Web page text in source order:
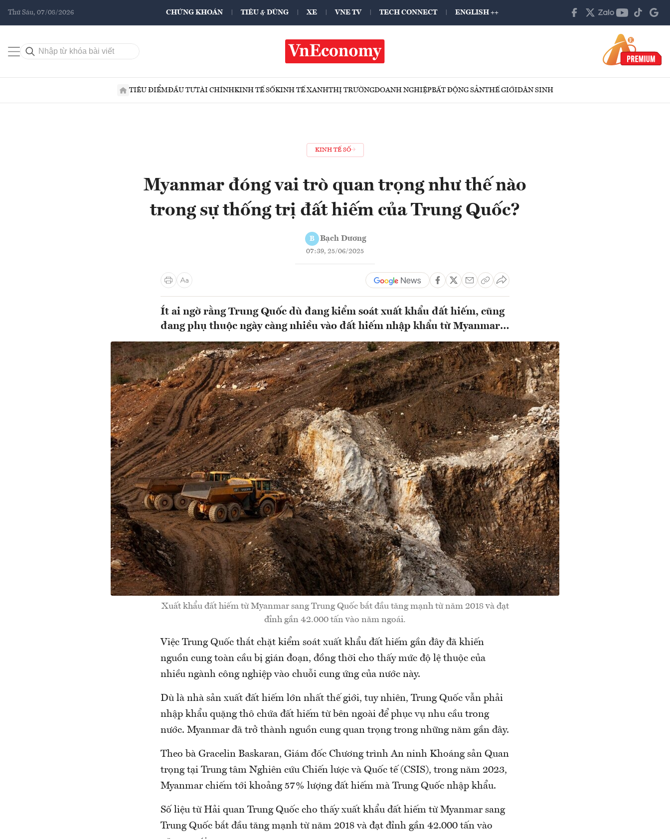
Thứ Sáu, 07/08/2026 CHỨNG KHOÁN TIÊU & DÙNG XE VNE TV TECH CONNECT ENGLISH ++
TIÊU ĐIỂMĐẦU TƯTÀI CHÍNHKINH TẾ SỐKINH TẾ XANHTHỊ TRƯỜNGDOANH NGHIỆPBẤT ĐỘNG SẢNTHẾ GIỚIDÂN SINH
KINH TẾ SỐ
Myanmar đóng vai trò quan trọng như thế nào
trong sự thống trị đất hiếm của Trung Quốc?
B Bạch Dương
07:39, 25/06/2025
Ít ai ngờ rằng Trung Quốc dù đang kiểm soát xuất khẩu đất hiếm, cũng
đang phụ thuộc ngày càng nhiều vào đất hiếm nhập khẩu từ Myanmar…
Xuất khẩu đất hiếm từ Myanmar sang Trung Quốc bắt đầu tăng mạnh từ năm 2018 và đạt
đỉnh gần 42.000 tấn vào năm ngoái.
Việc Trung Quốc thắt chặt kiểm soát xuất khẩu đất hiếm gần đây đã khiến
nguồn cung toàn cầu bị gián đoạn, đồng thời cho thấy mức độ lệ thuộc của
nhiều ngành công nghiệp vào chuỗi cung ứng của nước này.
Dù là nhà sản xuất đất hiếm lớn nhất thế giới, tuy nhiên, Trung Quốc vẫn phải
nhập khẩu quặng thô chứa đất hiếm từ bên ngoài để phục vụ nhu cầu trong
nước. Myanmar đã trở thành nguồn cung quan trọng trong những năm gần đây.
Theo bà Gracelin Baskaran, Giám đốc Chương trình An ninh Khoáng sản Quan
trọng tại Trung tâm Nghiên cứu Chiến lược và Quốc tế (CSIS), trong năm 2023,
Myanmar chiếm tới khoảng 57% lượng đất hiếm mà Trung Quốc nhập khẩu.
Số liệu từ Hải quan Trung Quốc cho thấy xuất khẩu đất hiếm từ Myanmar sang
Trung Quốc bắt đầu tăng mạnh từ năm 2018 và đạt đỉnh gần 42.000 tấn vào